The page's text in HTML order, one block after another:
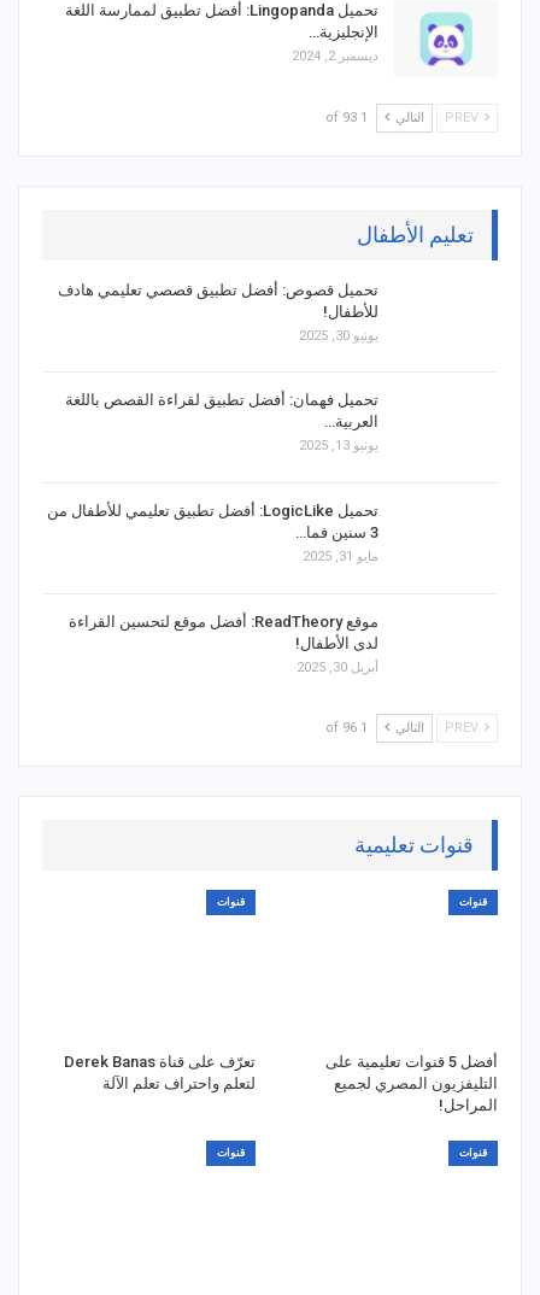
تحميل Lingopanda: أفضل تطبيق لممارسة اللغة
الإنجليزية…
ديسمبر 2, 2024
التالي 1 of 93
تعليم الأطفال
تحميل قصوص: أفضل تطبيق قصصي تعليمي هادف
للأطفال!
يونيو 30, 2025
تحميل فهمان: أفضل تطبيق لقراءة القصص باللغة
العربية…
يونيو 13, 2025
تحميل LogicLike: أفضل تطبيق تعليمي للأطفال من
3 سنين فما…
مايو 31, 2025
موقع ReadTheory: أفضل موقع لتحسين القراءة
لدى الأطفال!
أبريل 30, 2025
التالي 1 of 96
قنوات تعليمية
قنوات
أفضل 5 قنوات تعليمية على
التليفزيون المصري لجميع
المراحل!
قنوات
تعرّف على قناة Derek Banas
لتعلم واحتراف تعلم الآلة
قنوات قنوات